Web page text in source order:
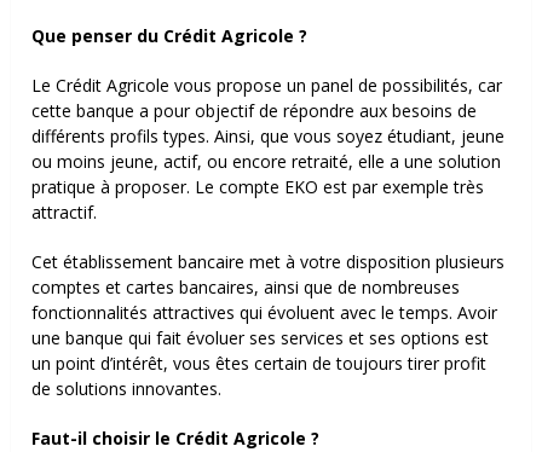
Que penser du Crédit Agricole ?
Le Crédit Agricole vous propose un panel de possibilités, car
cette banque a pour objectif de répondre aux besoins de
différents profils types. Ainsi, que vous soyez étudiant, jeune
ou moins jeune, actif, ou encore retraité, elle a une solution
pratique à proposer. Le compte EKO est par exemple très
attractif.
Cet établissement bancaire met à votre disposition plusieurs
comptes et cartes bancaires, ainsi que de nombreuses
fonctionnalités attractives qui évoluent avec le temps. Avoir
une banque qui fait évoluer ses services et ses options est
un point d’intérêt, vous êtes certain de toujours tirer profit
de solutions innovantes.
Faut-il choisir le Crédit Agricole ?